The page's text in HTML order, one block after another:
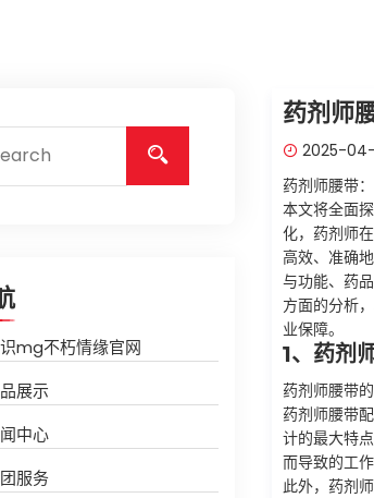
mg不朽情缘官网
展示
中心
服务
药剂师
2025-04-
药剂师腰带
本文将全面
化，药剂师
高效、准确
与功能、药
方面的分析
业保障。
1、药剂
药剂师腰带
药剂师腰带
计的最大特
而导致的工作
此外，药剂